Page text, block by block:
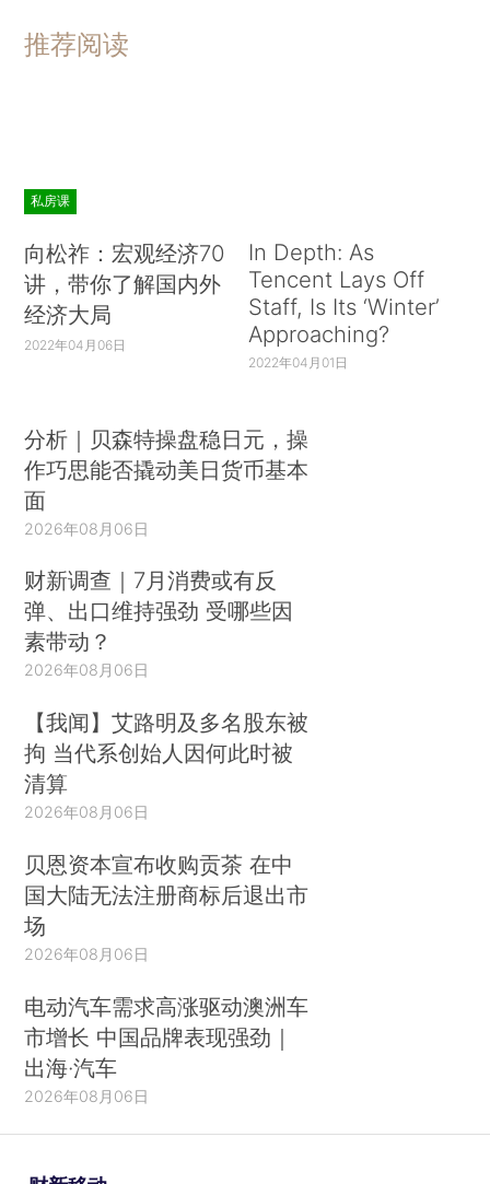
推荐阅读
私房课
向松祚：宏观经济70
讲，带你了解国内外
经济大局
2022年04月06日
In Depth: As
Tencent Lays Off
Staff, Is Its ‘Winter’
Approaching?
2022年04月01日
分析｜贝森特操盘稳日元，操
作巧思能否撬动美日货币基本
面
2026年08月06日
财新调查｜7月消费或有反
弹、出口维持强劲 受哪些因
素带动？
2026年08月06日
【我闻】艾路明及多名股东被
拘 当代系创始人因何此时被
清算
2026年08月06日
贝恩资本宣布收购贡茶 在中
国大陆无法注册商标后退出市
场
2026年08月06日
电动汽车需求高涨驱动澳洲车
市增长 中国品牌表现强劲｜
出海·汽车
2026年08月06日